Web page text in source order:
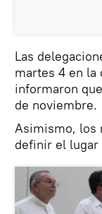
Las
martes 4 en la
informaron
de noviembre.
Asimismo, los
definir el lugar